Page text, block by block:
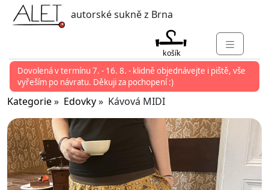
autorské sukně z Brna
košík
KATEGORIE
MARKETY
KONTAKT
O ALET
PŘIHLÁSIT
Dovolená v termínu 7. - 16. 8. - klidně objednávejte i piště, vše
vyřeším po návratu. Děkuji za pochopení :)
Kategorie» Edovky» Kávová MIDI